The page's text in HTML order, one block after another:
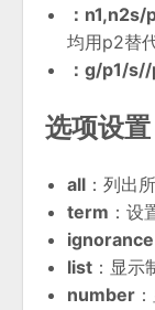
：
均用p2替
：g/p1/
选项设置
all ：列出
term ：设
ignorance
list ：显
number